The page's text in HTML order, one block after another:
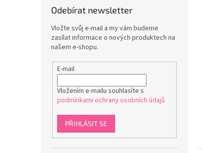
Odebírat newsletter
Vložte svůj e-mail a my vám budeme
zasílat informace o nových produktech na
našem e-shopu.
E-mail
Vložením e-mailu souhlasíte s
podmínkami ochrany osobních údajů
PŘIHLÁSIT SE